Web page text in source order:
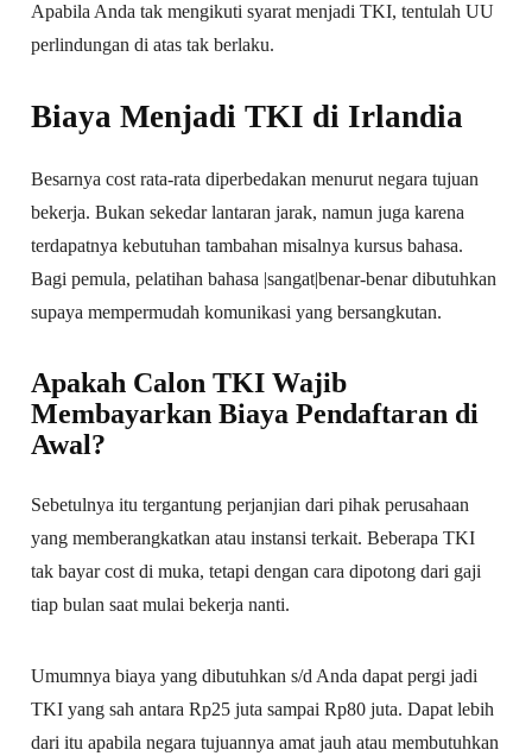
Apabila Anda tak mengikuti syarat menjadi TKI, tentulah UU
perlindungan di atas tak berlaku.
Biaya Menjadi TKI di Irlandia
Besarnya cost rata-rata diperbedakan menurut negara tujuan
bekerja. Bukan sekedar lantaran jarak, namun juga karena
terdapatnya kebutuhan tambahan misalnya kursus bahasa.
Bagi pemula, pelatihan bahasa |sangat|benar-benar dibutuhkan
supaya mempermudah komunikasi yang bersangkutan.
Apakah Calon TKI Wajib
Membayarkan Biaya Pendaftaran di
Awal?
Sebetulnya itu tergantung perjanjian dari pihak perusahaan
yang memberangkatkan atau instansi terkait. Beberapa TKI
tak bayar cost di muka, tetapi dengan cara dipotong dari gaji
tiap bulan saat mulai bekerja nanti.
Umumnya biaya yang dibutuhkan s/d Anda dapat pergi jadi
TKI yang sah antara Rp25 juta sampai Rp80 juta. Dapat lebih
dari itu apabila negara tujuannya amat jauh atau membutuhkan